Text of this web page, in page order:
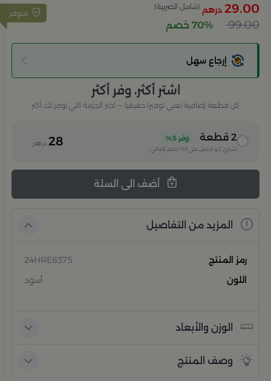
متوفر 29.00 درهم (شامل الضريبة)
99.00 70% خصم
إرجاع سهل
اشتر أكثر، وفر أكثر
كل قطعة إضافية تعني توفيرا حقيقيا — اختر الحزمة التي توفر لك أكثر
2 قطعة وفر 5%
اشتري 2 و احصل على 5% خصم إضافي 28 درهم
المزيد من التفاصيل
رمز المنتج
24HRE8375
اللون
أسود
الوزن والأبعاد
وصف المنتج